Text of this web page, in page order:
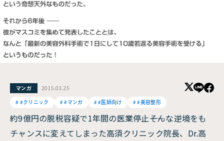
マンガ 2015.03.25
#クリニック #マンガ #医師向け #美容整形
約9億円の脱税容疑で1年間の医業停止――そんな逆境をも
チャンスに変えてしまった高須クリニック院長、Dr.高